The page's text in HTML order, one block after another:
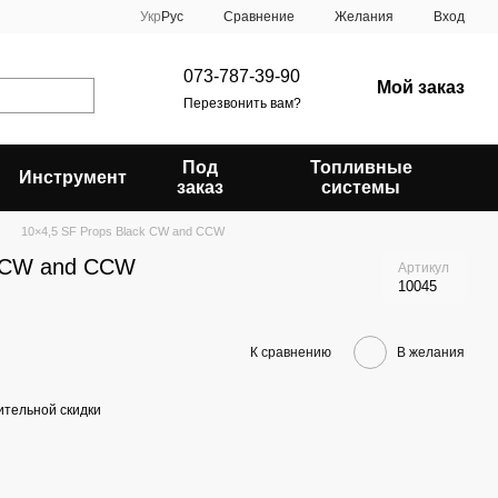
Укр Рус Сравнение Желания Вход
073-787-39-90
Перезвонить вам?
Мой заказ
Инструмент
Под
заказ
Топливные
системы
10×4,5 SF Props Black CW and CCW
and CCW Артикул
10045
К сравнению В желания
скидки